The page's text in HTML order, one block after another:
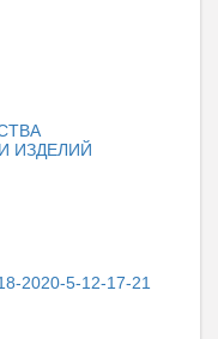
ИЗДЕЛИЙ
2020-5-12-17-21